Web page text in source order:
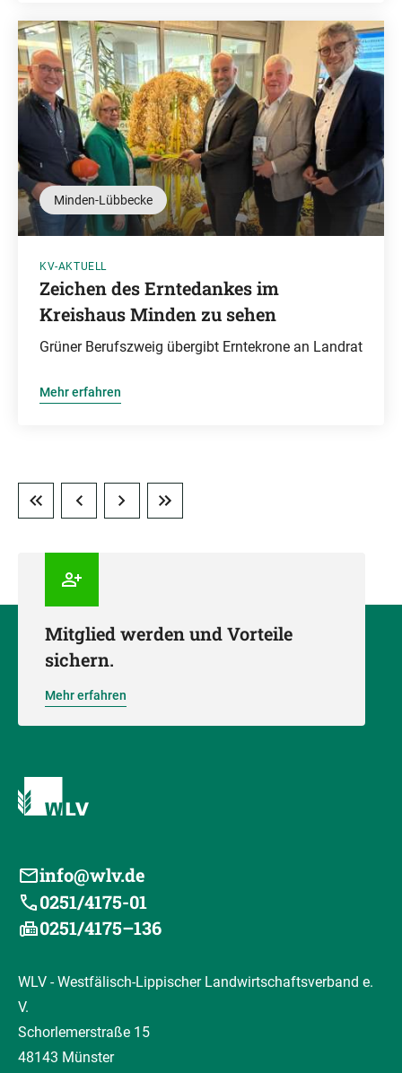
Minden-Lübbecke
KV-AKTUELL
Zeichen des Erntedankes im
Kreishaus Minden zu sehen
Grüner Berufszweig übergibt Erntekrone an Landrat
Mehr erfahren
Mitglied werden und Vorteile
sichern.
Mehr erfahren
info@wlv.de
0251/4175-01
0251/4175–136
WLV - Westfälisch-Lippischer Landwirtschaftsverband e.
V.
Schorlemerstraße 15
48143 Münster